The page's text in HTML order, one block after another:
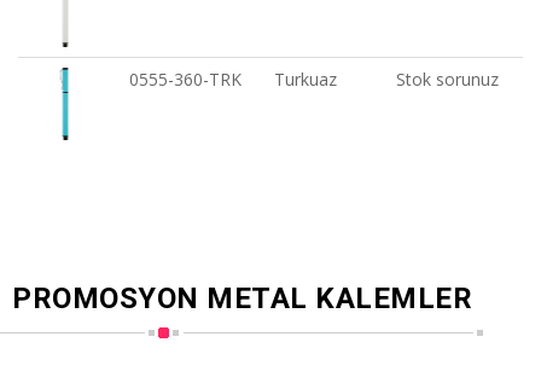
0555-360-TRK Turkuaz Stok sorunuz
PROMOSYON METAL KALEMLER